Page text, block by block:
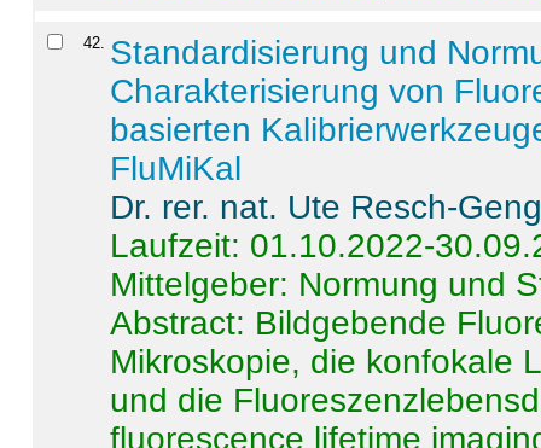
42. Standardisierung und
Charakterisierung von
basierten
FluMiKal
Dr. rer. nat. Ute Resch-
Laufzeit: 01.10.2022-
Mittelgeber: Normung und
Abstract: Bildgebende
Mikroskopie, die konfokale
und die
fluorescence lifetime